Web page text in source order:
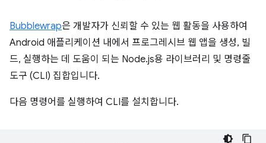
Bubblewrap은 개발자가 신뢰할 수 있는 웹 활동을 사용하여
Android 애플리케이션 내에서 프로그레시브 웹 앱을 생성, 빌
드, 실행하는 데 도움이 되는 Node.js용 라이브러리 및 명령줄
도구 (CLI) 집합입니다.
다음 명령어를 실행하여 CLI를 설치합니다.